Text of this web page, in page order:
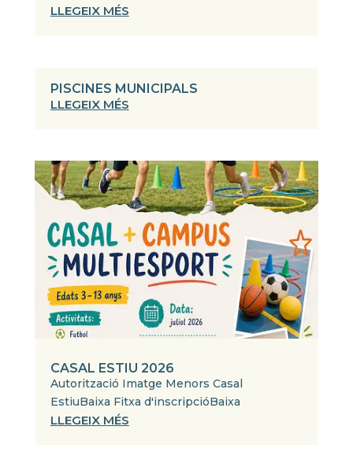
LLEGEIX MÉS
PISCINES MUNICIPALS
LLEGEIX MÉS
CASAL ESTIU 2026
Autorització Imatge Menors Casal
EstiuBaixa Fitxa d'inscripcióBaixa
LLEGEIX MÉS